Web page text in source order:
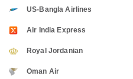
US-Bangla Airlines
Air India Express
Royal Jordanian
Oman Air